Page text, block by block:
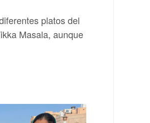
platos del
Masala, aunque